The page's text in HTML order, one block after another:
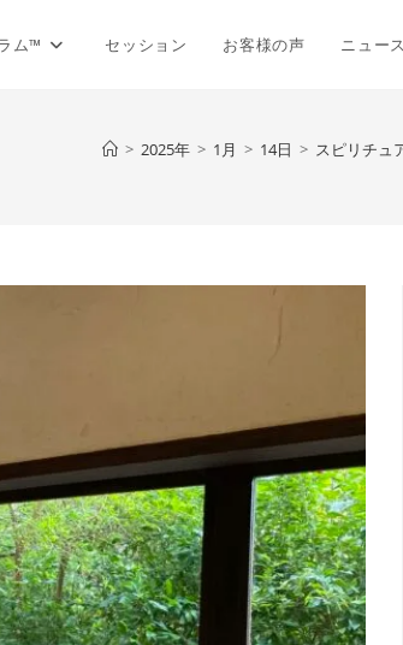
ム™ セッション お客様の声 ニュー
> 2025年 > 1月 > 14日 > スピリチュ